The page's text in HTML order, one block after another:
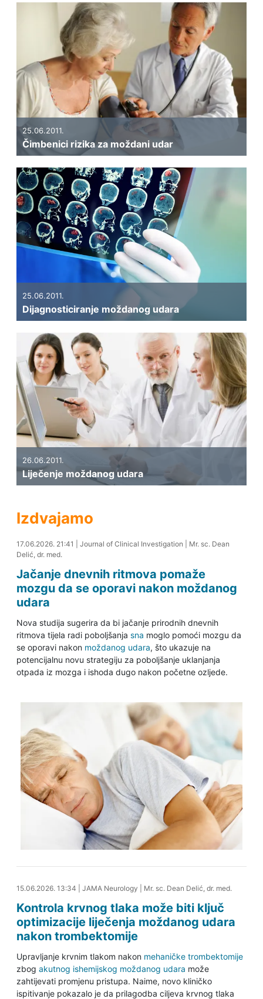
25.06.2011.
Čimbenici rizika za moždani udar
25.06.2011.
Dijagnosticiranje moždanog udara
26.06.2011.
Liječenje moždanog udara
Izdvajamo
19.06.2026. 15:44
17.06.2026. 21:41 Journal of Clinical Investigation
Mr. sc. Dean
Delić, dr. med.
Jačanje dnevnih ritmova pomaže
mozgu da se oporavi nakon moždanog
udara
Nova studija sugerira da bi jačanje prirodnih dnevnih
ritmova tijela radi poboljšanja sna moglo pomoći mozgu da
se oporavi nakon moždanog udara, što ukazuje na
potencijalnu novu strategiju za poboljšanje uklanjanja
otpada iz mozga i ishoda dugo nakon početne ozljede.
15.06.2026. 13:44
15.06.2026. 13:34 JAMA Neurology Mr. sc. Dean Delić, dr. med.
Kontrola krvnog tlaka može biti ključ
optimizacije liječenja moždanog udara
nakon trombektomije
Upravljanje krvnim tlakom nakon mehaničke trombektomije
zbog akutnog ishemijskog moždanog udara može
zahtijevati promjenu pristupa. Naime, novo kliničko
ispitivanje pokazalo je da prilagodba ciljeva krvnog tlaka